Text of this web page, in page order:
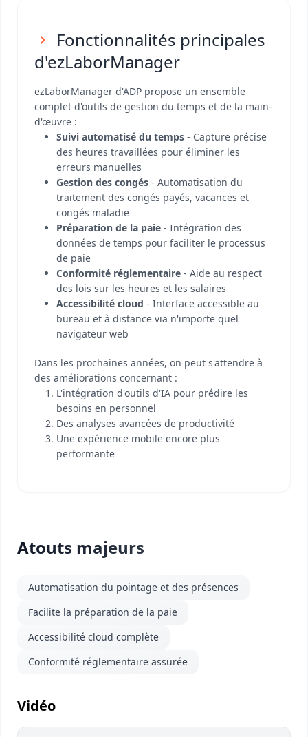
Fonctionnalités principales
d'ezLaborManager
ezLaborManager d'ADP propose un ensemble
complet d'outils de gestion du temps et de la main-
d'œuvre :
Suivi automatisé du temps - Capture précise
des heures travaillées pour éliminer les
erreurs manuelles
Gestion des congés - Automatisation du
traitement des congés payés, vacances et
congés maladie
Préparation de la paie - Intégration des
données de temps pour faciliter le processus
de paie
Conformité réglementaire - Aide au respect
des lois sur les heures et les salaires
Accessibilité cloud - Interface accessible au
bureau et à distance via n'importe quel
navigateur web
Dans les prochaines années, on peut s'attendre à
des améliorations concernant :
L'intégration d'outils d'IA pour prédire les
besoins en personnel
Des analyses avancées de productivité
Une expérience mobile encore plus
performante
Atouts majeurs
Automatisation du pointage et des présences
Facilite la préparation de la paie
Accessibilité cloud complète
Conformité réglementaire assurée
Vidéo